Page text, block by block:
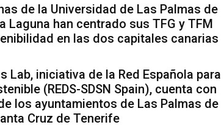
de la Universidad de Las Palmas de
Laguna han centrado sus TFG y TFM
en las dos capitales canarias
Lab, iniciativa de la Red Española para
(REDS-SDSN Spain), cuenta con
los ayuntamientos de Las Palmas de
Cruz de Tenerife